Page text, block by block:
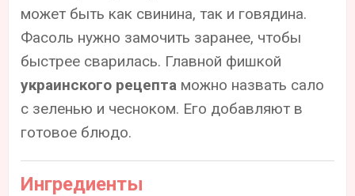
может быть как свинина, так и говядина.
Фасоль нужно замочить заранее, чтобы
быстрее сварилась. Главной фишкой
украинского рецепта можно назвать сало
с зеленью и чесноком. Его добавляют в
готовое блюдо.
Ингредиенты